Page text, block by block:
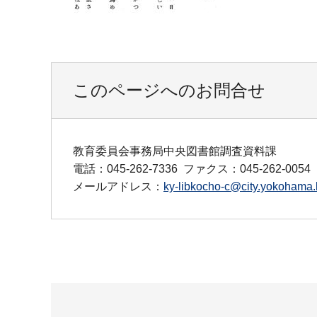
このページへのお問合せ
教育委員会事務局中央図書館調査資料課
電話：045-262-7336 ファクス：045-262-0054
メールアドレス： ky-libkocho-